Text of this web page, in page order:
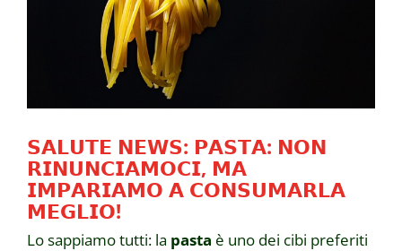
NEWS
INIZIATIVE
AREA RISERVATA BENEFICIARI
𝗦𝗔𝗟𝗨𝗧𝗘 𝗡𝗘𝗪𝗦: 𝗣𝗔𝗦𝗧𝗔: 𝗡𝗢𝗡
𝗥𝗜𝗡𝗨𝗡𝗖𝗜𝗔𝗠𝗢𝗖𝗜, 𝗠𝗔
𝗜𝗠𝗣𝗔𝗥𝗜𝗔𝗠𝗢 𝗔 𝗖𝗢𝗡𝗦𝗨𝗠𝗔𝗥𝗟𝗔
𝗠𝗘𝗚𝗟𝗜𝗢!
Lo sappiamo tutti: la pasta è uno dei cibi preferiti